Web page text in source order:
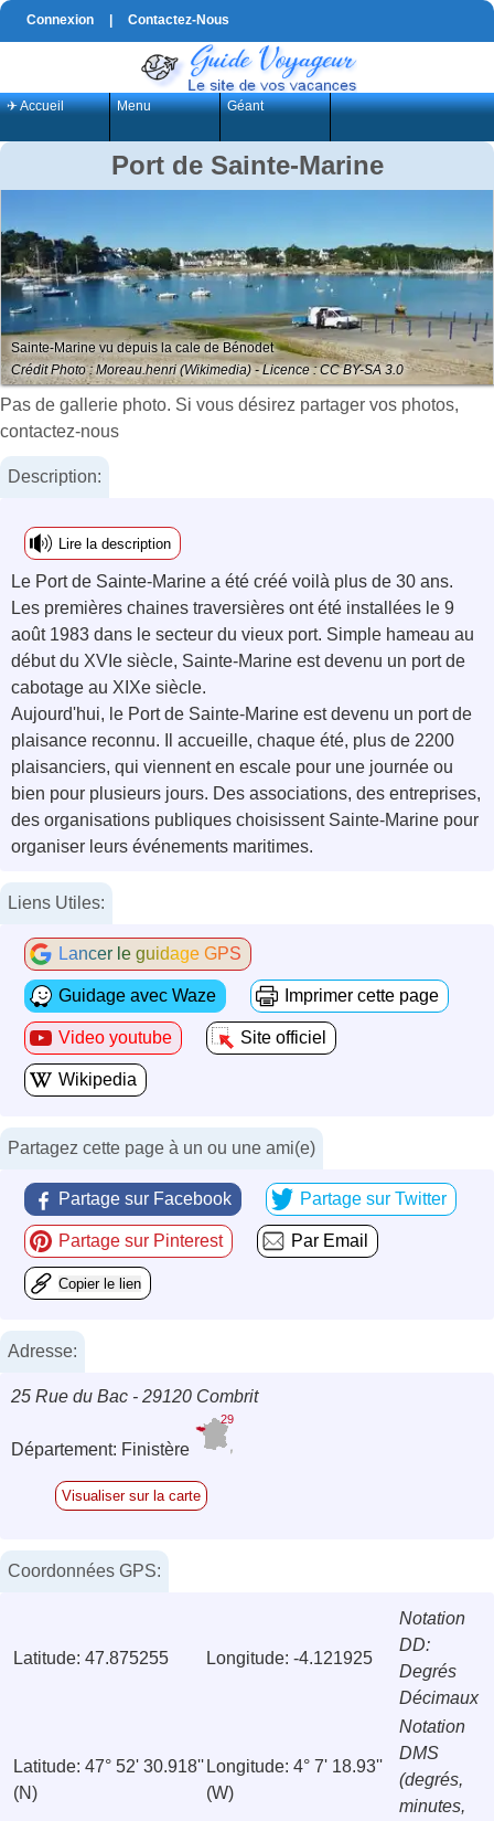
Connexion Contactez-Nous
✈ Accueil Menu Géant
Port de Sainte-Marine
Sainte-Marine vu depuis la cale de Bénodet
Crédit Photo : Moreau.henri (Wikimedia) - Licence : CC BY-SA 3.0
Pas de gallerie photo. Si vous désirez partager vos photos,
contactez-nous
Description:
Lire la description
Le Port de Sainte-Marine a été créé voilà plus de 30 ans.
Les premières chaines traversières ont été installées le 9
août 1983 dans le secteur du vieux port. Simple hameau au
début du XVIe siècle, Sainte-Marine est devenu un port de
cabotage au XIXe siècle.
Aujourd'hui, le Port de Sainte-Marine est devenu un port de
plaisance reconnu. Il accueille, chaque été, plus de 2200
plaisanciers, qui viennent en escale pour une journée ou
bien pour plusieurs jours. Des associations, des entreprises,
des organisations publiques choisissent Sainte-Marine pour
organiser leurs événements maritimes.
Liens Utiles:
Lancer le guidage GPS
Guidage avec Waze Imprimer cette page
Video youtube Site officiel
Wikipedia
Partagez cette page à un ou une ami(e)
Partage sur Facebook Partage sur Twitter
Partage sur Pinterest Par Email
Copier le lien
Adresse:
25 Rue du Bac - 29120 Combrit
Département: Finistère
29
Visualiser sur la carte
Coordonnées GPS:
Latitude: 47.875255 Longitude: -4.121925
Notation
DD:
Degrés
Décimaux
Latitude: 47° 52' 30.918''
(N)
Longitude: 4° 7' 18.93''
(W)
Notation
DMS
(degrés,
minutes,